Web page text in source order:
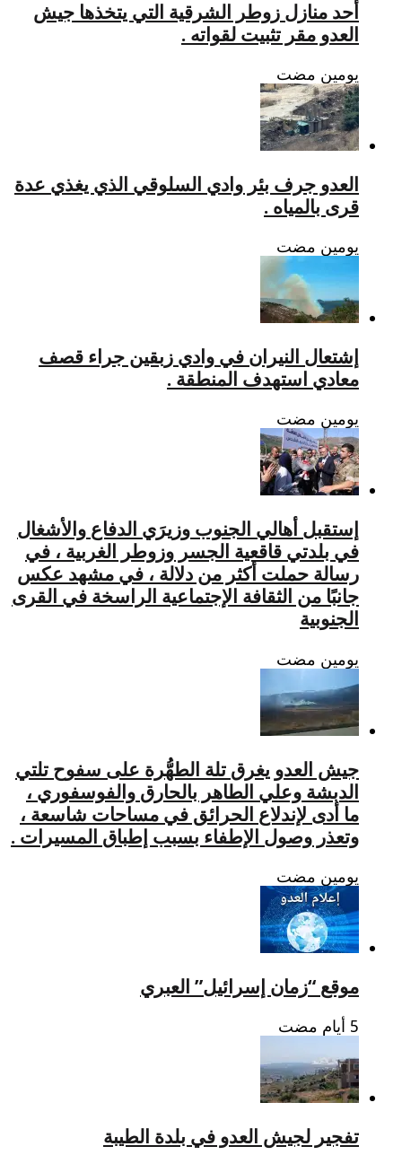
أحد منازل زوطر الشرقية التي يتخذها جيش
العدو مقر تثبيت لقواته .
‏يومين مضت
العدو جرف بئر وادي السلوقي الذي يغذي عدة
قرى بالمياه .
‏يومين مضت
إشتعال النيران في وادي زبقين جراء قصف
معادي استهدف المنطقة .
‏يومين مضت
إستقبل أهالي الجنوب وزيرَي الدفاع والأشغال
في بلدتي قاقعية الجسر وزوطر الغربية ، في
رسالة حملت أكثر من دلالة ، في مشهد عكس
جانبًا من الثقافة الإجتماعية الراسخة في القرى
الجنوبية
‏يومين مضت
جيش العدو يغرق تلة الطهُّرة على سفوح تلتي
الدبشة وعلي الطاهر بالحارق والفوسفوري ،
ما أدى لإندلاع الحرائق في مساحات شاسعة ،
وتعذر وصول الإطفاء بسبب إطباق المسيرات .
‏يومين مضت
موقع “زمان إسرائيل” العبري
تفجير لجيش العدو في بلدة الطيبة